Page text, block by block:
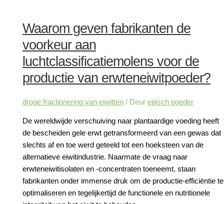
Waarom geven fabrikanten de
voorkeur aan
luchtclassificatiemolens voor de
productie van erwteneiwitpoeder?
droge fractionering van eiwitten / Deurepisch poeder
De wereldwijde verschuiving naar plantaardige voeding heeft
de bescheiden gele erwt getransformeerd van een gewas dat
slechts af en toe werd geteeld tot een hoeksteen van de
alternatieve eiwitindustrie. Naarmate de vraag naar
erwteneiwitisolaten en -concentraten toeneemt, staan
fabrikanten onder immense druk om de productie-efficiëntie te
optimaliseren en tegelijkertijd de functionele en nutritionele